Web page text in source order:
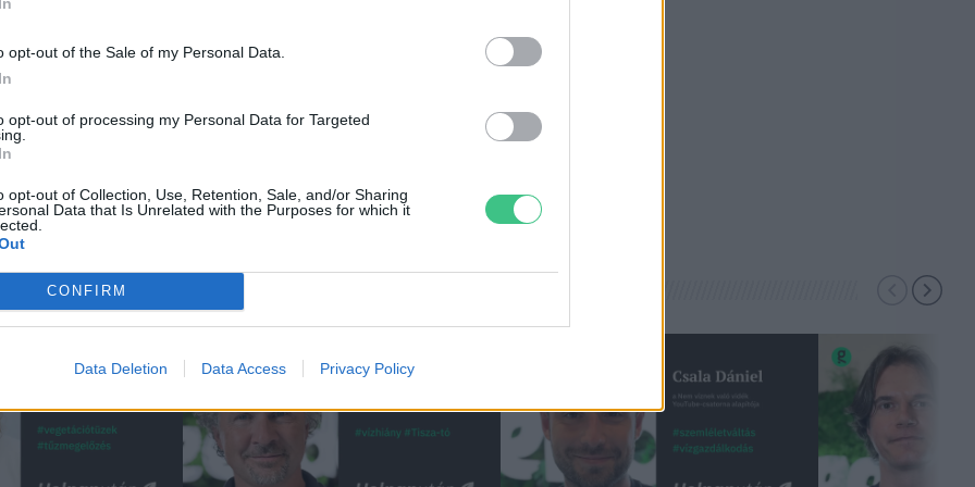
opt-out of the Sale of my Personal Data.
opt-out of processing my Personal Data for Targeted
opt-out of Collection, Use, Retention, Sale, and/or Sharing
Data that Is Unrelated with the Purposes for which it
CONFIRM
Data Deletion Data Access Privacy Policy